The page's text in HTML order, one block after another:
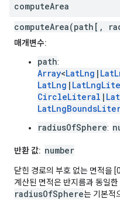
computeArea
computeArea(path[,
매개변수:
path:
Array<LatLng |
LatLng |
CircleLiteral |
radiusOfSphere:
반환 값: number
닫힌 경로의 부호 없는 면적을
계산된 면적은 반지름과 동일
radiusOfSphere는 기본적